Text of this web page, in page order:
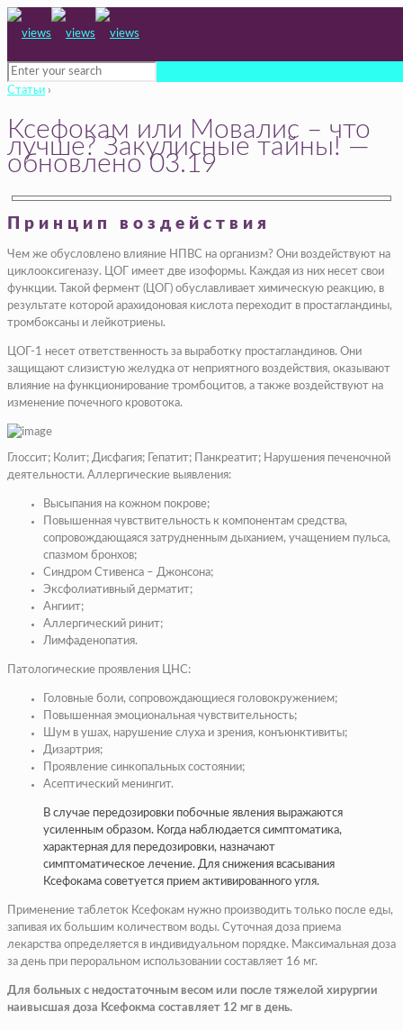
Статьи ›
Ксефокам или Мовалис – что
лучше? Закулисные тайны! —
обновлено 03.19
Принцип воздействия
Чем же обусловлено влияние НПВС на организм? Они воздействуют на
циклооксигеназу. ЦОГ имеет две изоформы. Каждая из них несет свои
функции. Такой фермент (ЦОГ) обуславливает химическую реакцию, в
результате которой арахидоновая кислота переходит в простагландины,
тромбоксаны и лейкотриены.
ЦОГ-1 несет ответственность за выработку простагландинов. Они
защищают слизистую желудка от неприятного воздействия, оказывают
влияние на функционирование тромбоцитов, а также воздействуют на
изменение почечного кровотока.
Глоссит; Колит; Дисфагия; Гепатит; Панкреатит; Нарушения печеночной
деятельности. Аллергические выявления:
Высыпания на кожном покрове;
Повышенная чувствительность к компонентам средства,
сопровождающаяся затрудненным дыханием, учащением пульса,
спазмом бронхов;
Синдром Стивенса – Джонсона;
Эксфолиативный дерматит;
Ангиит;
Аллергический ринит;
Лимфаденопатия.
Патологические проявления ЦНС:
Головные боли, сопровождающиеся головокружением;
Повышенная эмоциональная чувствительность;
Шум в ушах, нарушение слуха и зрения, конъюнктивиты;
Дизартрия;
Проявление синкопальных состоянии;
Асептический менингит.
В случае передозировки побочные явления выражаются
усиленным образом. Когда наблюдается симптоматика,
характерная для передозировки, назначают
симптоматическое лечение. Для снижения всасывания
Ксефокама советуется прием активированного угля.
Применение таблеток Ксефокам нужно производить только после еды,
запивая их большим количеством воды. Суточная доза приема
лекарства определяется в индивидуальном порядке. Максимальная доза
за день при пероральном использовании составляет 16 мг.
Для больных с недостаточным весом или после тяжелой хирургии
наивысшая доза Ксефокма составляет 12 мг в день.